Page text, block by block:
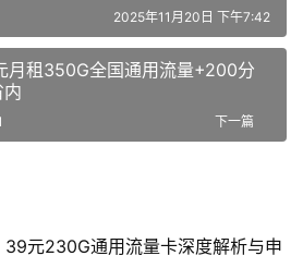
2025年11月20日 下午7:42
月租350G全国通用流量+200分
下一篇
39元230G通用流量卡深度解析与申